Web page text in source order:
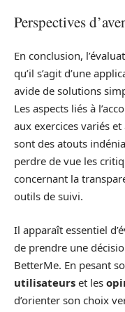
Perspectives
En conclusion,
qu’il s’agit d’une
avide de solutions
Les aspects liés à
aux exercices variés
sont des atouts
perdre de vue les
concernant la
outils de suivi.
Il apparaît essentiel
de prendre une
BetterMe. En pesant
utilisateurs et les
d’orienter son choix